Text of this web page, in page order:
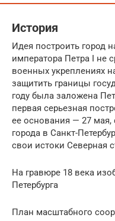
История
Идея построить город
императора Петра I не
военных укреплениях
защитить границы
году была заложена
первая серьезная
ее основания — 27 мая,
города в Санкт-
свои истоки Северная
На гравюре 18 века
Петербурга
План масштабного